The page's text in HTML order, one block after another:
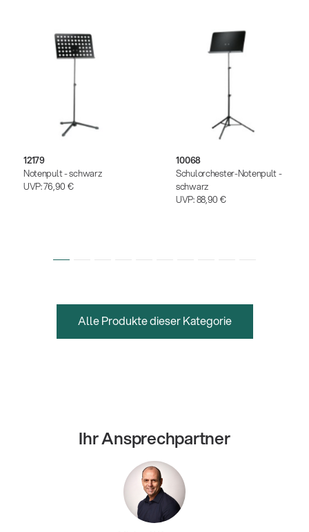
12179
Notenpult - schwarz
UVP:76,90 €
10068
Schulorchester-Notenpult -
schwarz
UVP:88,90 €
Alle Produkte dieser Kategorie
Ihr Ansprechpartner